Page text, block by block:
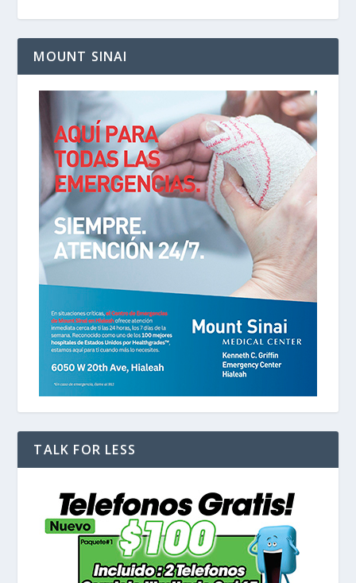
MOUNT SINAI
TALK FOR LESS